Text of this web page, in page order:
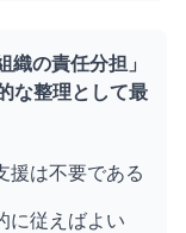
の責任分担」
な整理として最
援は不要である
に従えばよい